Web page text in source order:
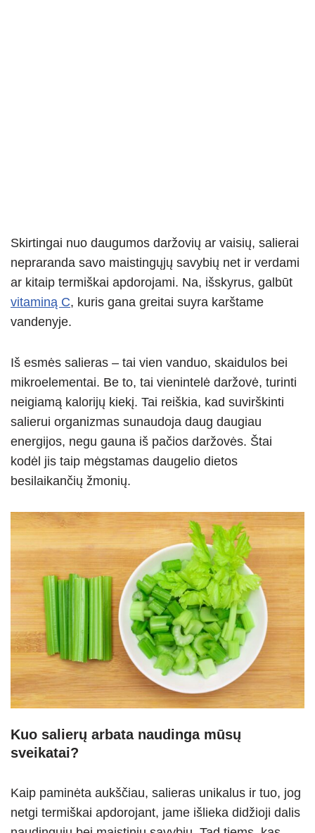
Skirtingai nuo daugumos daržovių ar vaisių, salierai
nepraranda savo maistingųjų savybių net ir verdami
ar kitaip termiškai apdorojami. Na, išskyrus, galbūt
vitaminą C, kuris gana greitai suyra karštame
vandenyje.
Iš esmės salieras – tai vien vanduo, skaidulos bei
mikroelementai. Be to, tai vienintelė daržovė, turinti
neigiamą kalorijų kiekį. Tai reiškia, kad suvirškinti
salierui organizmas sunaudoja daug daugiau
energijos, negu gauna iš pačios daržovės. Štai
kodėl jis taip mėgstamas daugelio dietos
besilaikančių žmonių.
Kuo salierų arbata naudinga mūsų
sveikatai?
Kaip paminėta aukščiau, salieras unikalus ir tuo, jog
netgi termiškai apdorojant, jame išlieka didžioji dalis